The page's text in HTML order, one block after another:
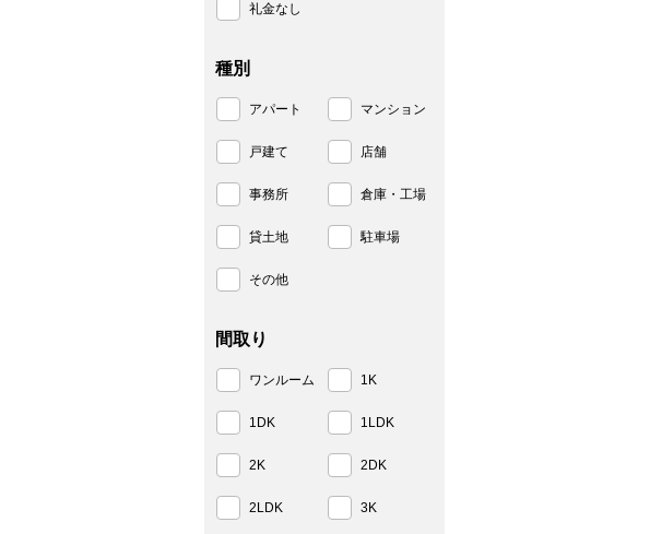
礼金なし
種別
アパート マンション
戸建て 店舗
事務所 倉庫・工場
貸土地 駐車場
その他
間取り
ワンルーム 1K
1DK 1LDK
2K 2DK
2LDK 3K